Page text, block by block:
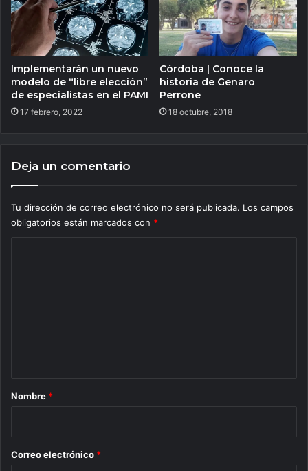
Implementarán un nuevo
modelo de “libre elección”
de especialistas en el PAMI
17 febrero, 2022
Córdoba | Conoce la
historia de Genaro
Perrone
18 octubre, 2018
Deja un comentario
Tu dirección de correo electrónico no será publicada. Los campos
obligatorios están marcados con *
r
*
Nombre *
Correo electrónico *